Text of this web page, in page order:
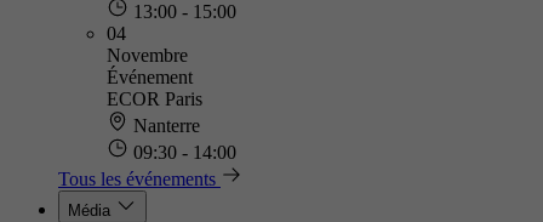
13:00 - 15:00
04
Novembre
Événement
ECOR Paris
Nanterre
09:30 - 14:00
Tous les événements
Média